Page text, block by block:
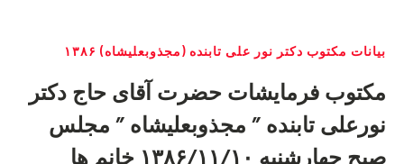
بیانات مکتوب دکتر نور علی تابنده (مجذوبعلیشاه) ۱۳۸۶
مکتوب فرمایشات حضرت آقای حاج دکتر
نورعلی تابنده ” مجذوبعلیشاه ” مجلس
صبح چهارشنبه ۱۳۸۶/۱۱/۱۰ خانم ها